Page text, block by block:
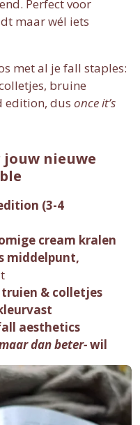
Perfect voor
maar wél iets
met al je fall staples:
bruine
edition, dus once it’s
nieuwe
(3-4
cream kralen
middelpunt,
truien & colletjes
aesthetics
dan beter-wil